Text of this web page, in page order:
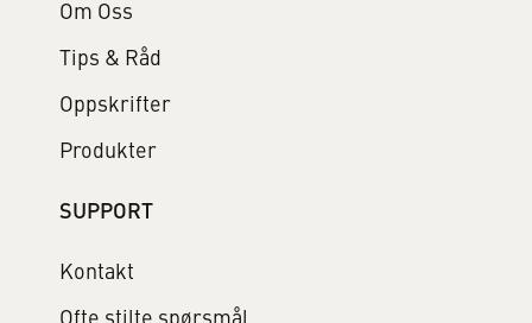
Om Oss
Tips & Råd
Oppskrifter
Produkter
SUPPORT
Kontakt